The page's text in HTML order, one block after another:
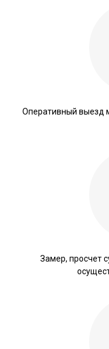
Оперативный выезд
Замер, просчет